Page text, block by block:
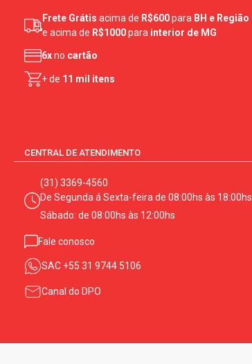
Frete Grátis acima de R$600para BH e Região
e acima de R$1000para interior de MG
6xno cartão
+ de 11 mil itens
CENTRAL DE ATENDIMENTO
(31) 3369-4560
De Segunda á Sexta-feira de 08:00hs às 18:00hs
Sábado: de 08:00hs às 12:00hs
Fale conosco
SAC +55 31 9744 5106
Canal do DPO